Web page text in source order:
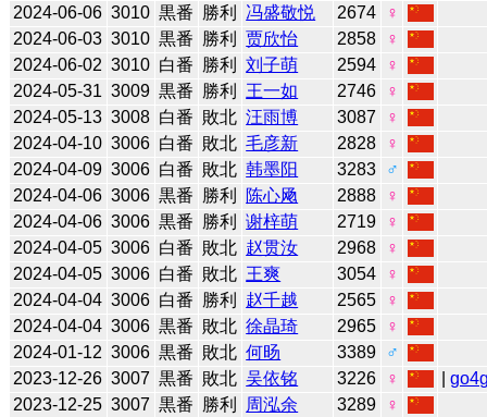
2024-06-06 3010 黒番 勝利 冯盛敬悦 2674
♀
2024-06-03 3010 黒番 勝利 贾欣怡 2858
♀
2024-06-02 3010 白番 勝利 刘子萌 2594
♀
2024-05-31 3009 黒番 勝利 王一如 2746
♀
2024-05-13 3008 白番 敗北 汪雨博 3087
♀
2024-04-10 3006 白番 敗北 毛彦新 2828
♀
2024-04-09 3006 白番 敗北 韩墨阳 3283
♂
2024-04-06 3006 黒番 勝利 陈心飏 2888
♀
2024-04-06 3006 黒番 勝利 谢梓萌 2719
♀
2024-04-05 3006 白番 敗北 赵贯汝 2968
♀
2024-04-05 3006 白番 敗北 王爽 3054
♀
2024-04-04 3006 白番 勝利 赵千越 2565
♀
2024-04-04 3006 黒番 敗北 徐晶琦 2965
♀
2024-01-12 3006 黒番 敗北 何旸 3389
♂
2023-12-26 3007 黒番 敗北 吴依铭 3226 ♀ |
2023-12-25 3007 黒番 勝利 周泓余 3289
♀